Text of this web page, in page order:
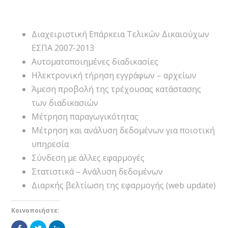
Διαχειριστική Επάρκεια Τελικών Δικαιούχων
ΕΣΠΑ 2007-2013
Αυτοματοποιημένες διαδικασίες
Ηλεκτρονική τήρηση εγγράφων – αρχείων
Άμεση προβολή της τρέχουσας κατάστασης
των διαδικασιών
Μέτρηση παραγωγικότητας
Μέτρηση και ανάλυση δεδομένων για ποιοτική
υπηρεσία
Σύνδεση με άλλες εφαρμογές
Στατιστικά – Ανάλυση δεδομένων
Διαρκής βελτίωση της εφαρμογής (web update)
Κοινοποιήστε: